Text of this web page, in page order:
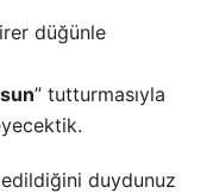
düğünle
” tutturmasıyla
duydunuz